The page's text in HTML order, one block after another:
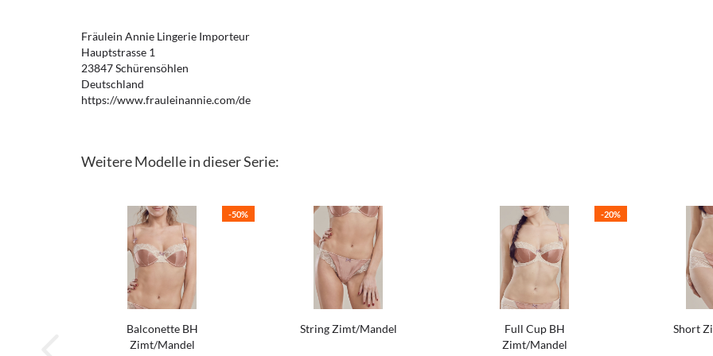
Fräulein Annie Lingerie Importeur
Hauptstrasse 1
23847 Schürensöhlen
Deutschland
https://www.frauleinannie.com/de
Weitere Modelle in dieser Serie:
-50%
Balconette BH
Zimt/Mandel
String Zimt/Mandel
-20%
Full Cup BH
Zimt/Mandel
Short